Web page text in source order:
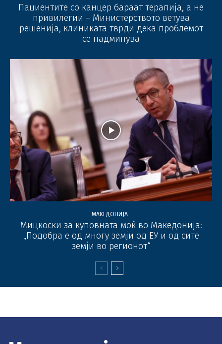
Пациентите со канцер бараат терапија, а не
привилегии – Министерството ветува
решенија, клиниката тврди дека проблемот
се надминува
МАКЕДОНИЈА
Мицкоски за куповната моќ во Македонија:
„Подобра е од многу земји од ЕУ и од сите
земји во регионот“